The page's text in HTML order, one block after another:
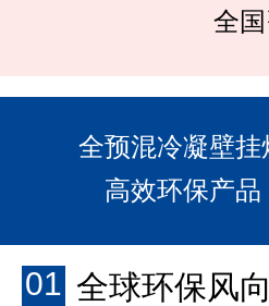
全国
全预混冷凝壁挂
高效环保产品
01 全球环保风